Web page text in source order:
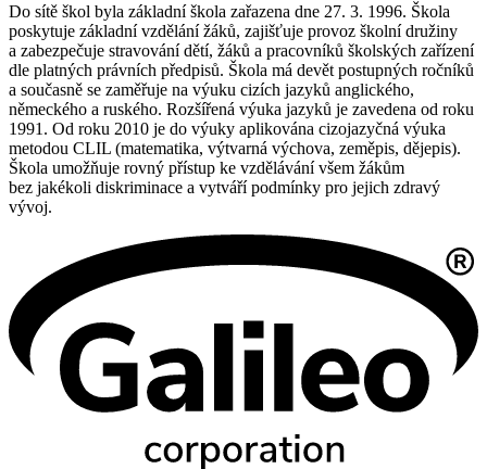
Do sítě škol byla základní škola zařazena dne 27. 3. 1996. Škola
poskytuje základní vzdělání žáků, zajišťuje provoz školní družiny
a zabezpečuje stravování dětí, žáků a pracovníků školských zařízení
dle platných právních předpisů. Škola má devět postupných ročníků
a současně se zaměřuje na výuku cizích jazyků anglického,
německého a ruského. Rozšířená výuka jazyků je zavedena od roku
1991. Od roku 2010 je do výuky aplikována cizojazyčná výuka
metodou CLIL (matematika, výtvarná výchova, zeměpis, dějepis).
Škola umožňuje rovný přístup ke vzdělávání všem žákům
bez jakékoli diskriminace a vytváří podmínky pro jejich zdravý
vývoj.